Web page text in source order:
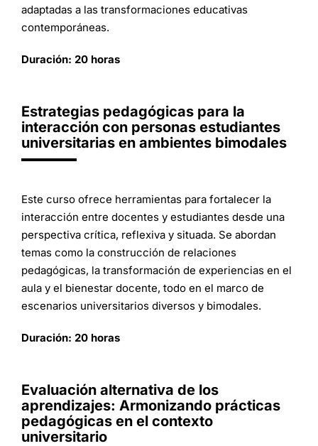
adaptadas a las transformaciones educativas
contemporáneas.
Duración: 20 horas
Estrategias pedagógicas para la
interacción con personas estudiantes
universitarias en ambientes bimodales
Este curso ofrece herramientas para fortalecer la
interacción entre docentes y estudiantes desde una
perspectiva crítica, reflexiva y situada. Se abordan
temas como la construcción de relaciones
pedagógicas, la transformación de experiencias en el
aula y el bienestar docente, todo en el marco de
escenarios universitarios diversos y bimodales.
Duración: 20 horas
Evaluación alternativa de los
aprendizajes: Armonizando prácticas
pedagógicas en el contexto
universitario